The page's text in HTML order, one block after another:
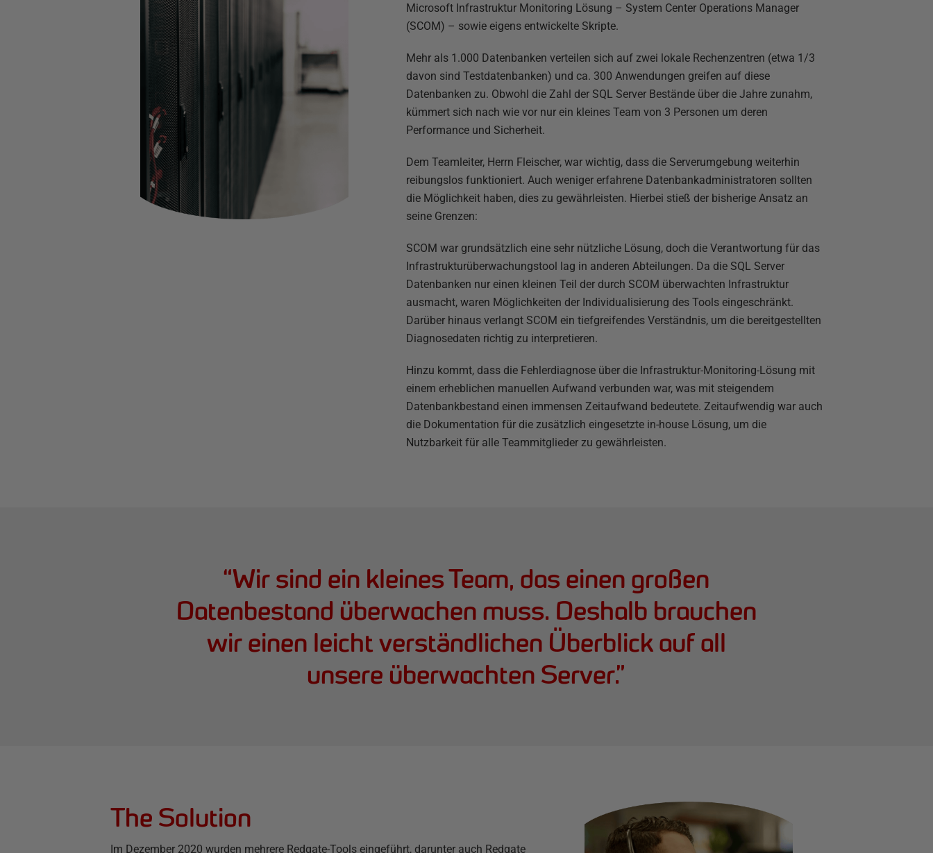
Microsoft Infrastruktur Monitoring Lösung – System Center Operations Manager
(SCOM) – sowie eigens entwickelte Skripte.
Mehr als 1.000 Datenbanken verteilen sich auf zwei lokale Rechenzentren (etwa 1/3
davon sind Testdatenbanken) und ca. 300 Anwendungen greifen auf diese
Datenbanken zu. Obwohl die Zahl der SQL Server Bestände über die Jahre zunahm,
kümmert sich nach wie vor nur ein kleines Team von 3 Personen um deren
Performance und Sicherheit.
Dem Teamleiter, Herrn Fleischer, war wichtig, dass die Serverumgebung weiterhin
reibungslos funktioniert. Auch weniger erfahrene Datenbankadministratoren sollten
die Möglichkeit haben, dies zu gewährleisten. Hierbei stieß der bisherige Ansatz an
seine Grenzen:
SCOM war grundsätzlich eine sehr nützliche Lösung, doch die Verantwortung für das
Infrastrukturüberwachungstool lag in anderen Abteilungen. Da die SQL Server
Datenbanken nur einen kleinen Teil der durch SCOM überwachten Infrastruktur
ausmacht, waren Möglichkeiten der Individualisierung des Tools eingeschränkt.
Darüber hinaus verlangt SCOM ein tiefgreifendes Verständnis, um die bereitgestellten
Diagnosedaten richtig zu interpretieren.
Hinzu kommt, dass die Fehlerdiagnose über die Infrastruktur-Monitoring-Lösung mit
einem erheblichen manuellen Aufwand verbunden war, was mit steigendem
Datenbankbestand einen immensen Zeitaufwand bedeutete. Zeitaufwendig war auch
die Dokumentation für die zusätzlich eingesetzte in-house Lösung, um die
Nutzbarkeit für alle Teammitglieder zu gewährleisten.
“Wir sind ein kleines Team, das einen großen
Datenbestand überwachen muss. Deshalb brauchen
wir einen leicht verständlichen Überblick auf all
unsere überwachten Server.”
The Solution
Im Dezember 2020 wurden mehrere Redgate-Tools eingeführt, darunter auch Redgate